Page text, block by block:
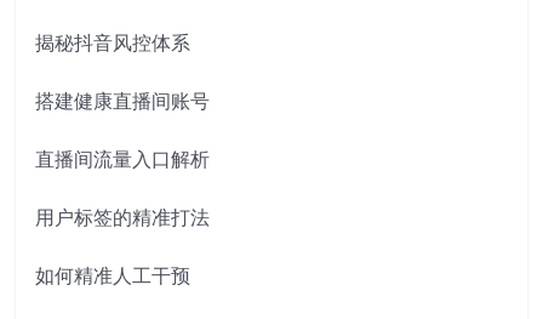
揭秘抖音风控体系
搭建健康直播间账号
直播间流量入口解析
用户标签的精准打法
如何精准人工干预